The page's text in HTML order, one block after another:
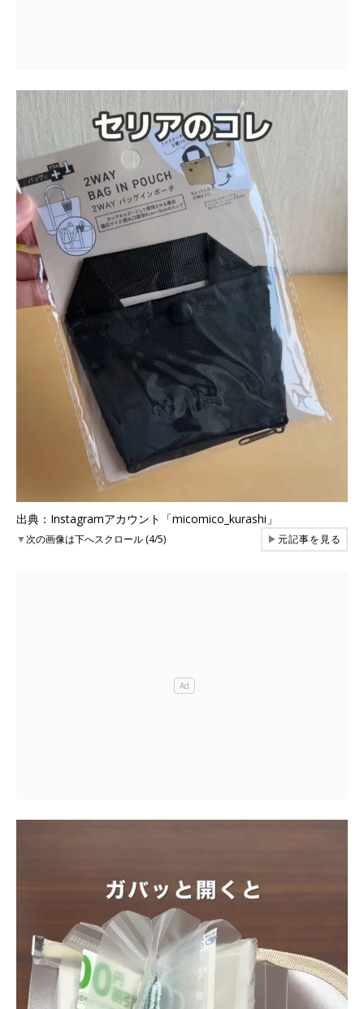
出典：Instagramアカウント「micomico_kurashi」
▼次の画像は下へスクロール (4/5) ▶元記事を見る